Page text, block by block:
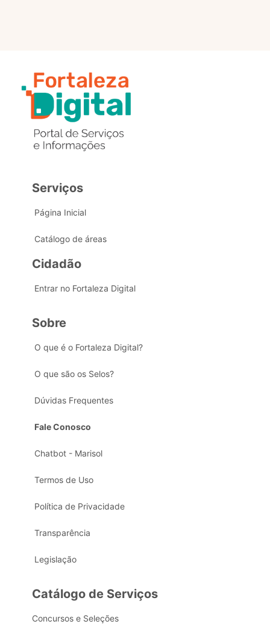
Serviços
Página Inicial
Catálogo de áreas
Cidadão
Entrar no Fortaleza Digital
Sobre
O que é o Fortaleza Digital?
O que são os Selos?
Dúvidas Frequentes
Fale Conosco
Chatbot - Marisol
Termos de Uso
Política de Privacidade
Transparência
Legislação
Catálogo de Serviços
Concursos e Seleções